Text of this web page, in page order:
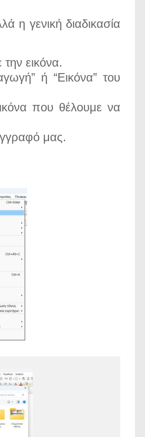
η γενική διαδικασία
εικόνα.
ή “Εικόνα” του
που θέλουμε να
μας.